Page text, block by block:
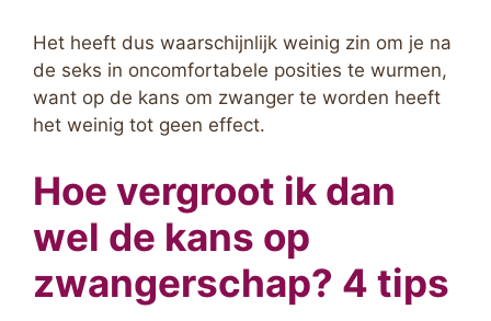
Het heeft dus waarschijnlijk weinig zin om je na
de seks in oncomfortabele posities te wurmen,
want op de kans om zwanger te worden heeft
het weinig tot geen effect.
Hoe vergroot ik dan
wel de kans op
zwangerschap? 4 tips